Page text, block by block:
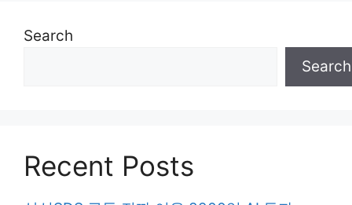
Search
Search
Recent Posts